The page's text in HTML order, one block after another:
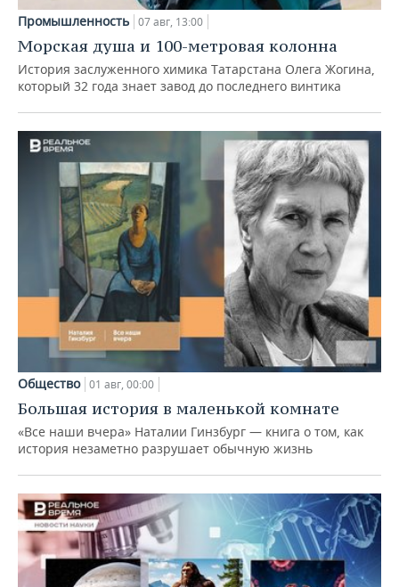
Промышленность 07 авг, 13:00
Морская душа и 100-метровая колонна
История заслуженного химика Татарстана Олега Жогина,
который 32 года знает завод до последнего винтика
Общество 01 авг, 00:00
Большая история в маленькой комнате
«Все наши вчера» Наталии Гинзбург — книга о том, как
история незаметно разрушает обычную жизнь